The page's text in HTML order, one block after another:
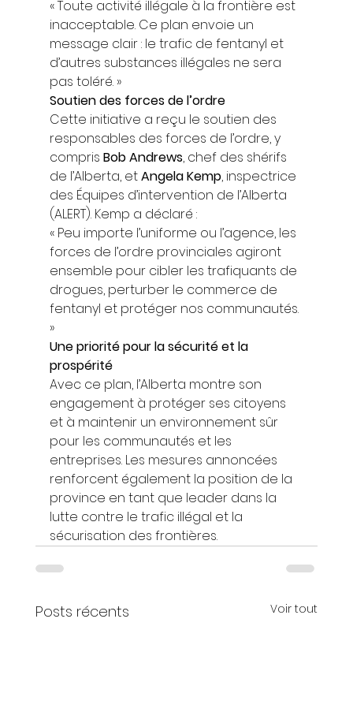
« Toute activité illégale à la frontière est
inacceptable. Ce plan envoie un
message clair : le trafic de fentanyl et
d’autres substances illégales ne sera
pas toléré. »
Soutien des forces de l’ordre
Cette initiative a reçu le soutien des
responsables des forces de l’ordre, y
compris Bob Andrews, chef des shérifs
de l’Alberta, et Angela Kemp, inspectrice
des Équipes d’intervention de l’Alberta
(ALERT). Kemp a déclaré :
« Peu importe l’uniforme ou l’agence, les
forces de l’ordre provinciales agiront
ensemble pour cibler les trafiquants de
drogues, perturber le commerce de
fentanyl et protéger nos communautés.
»
Une priorité pour la sécurité et la
prospérité
Avec ce plan, l’Alberta montre son
engagement à protéger ses citoyens
et à maintenir un environnement sûr
pour les communautés et les
entreprises. Les mesures annoncées
renforcent également la position de la
province en tant que leader dans la
lutte contre le trafic illégal et la
sécurisation des frontières.
Posts récents Voir tout